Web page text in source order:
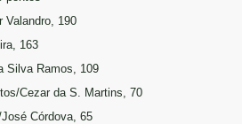
Valandro, 190
163
Silva Ramos, 109
Cezar da S. Martins, 70
Córdova, 65